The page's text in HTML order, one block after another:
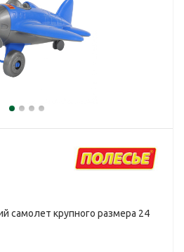
самолет крупного размера 24